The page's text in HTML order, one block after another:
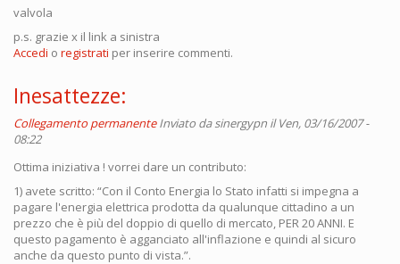
valvola
p.s. grazie x il link a sinistra
Accedi o registrati per inserire commenti.
Inesattezze:
Collegamento permanente Inviato da sinergypn il Ven, 03/16/2007 -
08:22
Ottima iniziativa ! vorrei dare un contributo:
1) avete scritto: “Con il Conto Energia lo Stato infatti si impegna a
pagare l'energia elettrica prodotta da qualunque cittadino a un
prezzo che è più del doppio di quello di mercato, PER 20 ANNI. E
questo pagamento è agganciato all'inflazione e quindi al sicuro
anche da questo punto di vista.”.